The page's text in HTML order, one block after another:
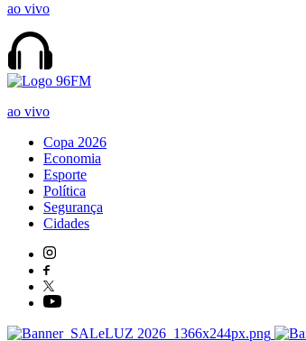
ao vivo
ao vivo
Copa 2026
Economia
Esporte
Política
Segurança
Cidades